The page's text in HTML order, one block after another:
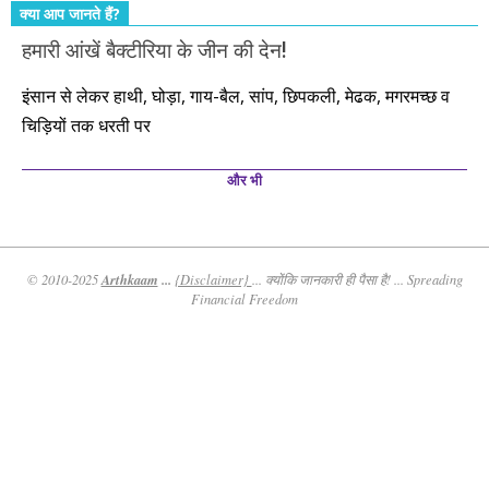
क्या आप जानते हैं?
हमारी आंखें बैक्टीरिया के जीन की देन!
इंसान से लेकर हाथी, घोड़ा, गाय-बैल, सांप, छिपकली, मेढक, मगरमच्छ व
चिड़ियों तक धरती पर
और भी
© 2010-2025Arthkaam ... {Disclaimer}
... क्योंकि जानकारी ही पैसा है! ... Spreading
Financial Freedom